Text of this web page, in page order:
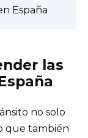
España
las
no solo
que también